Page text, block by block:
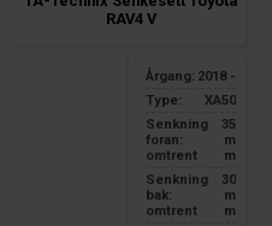
RAV4 V
Årgang: 2018 -
Type:
XA50
Senkning
foran:
omtrent
35
m
m
Senkning
bak:
omtrent
30
m
m